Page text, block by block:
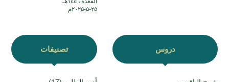
۲۵-۵-۲۰۲۵م
دروس تصنيفات